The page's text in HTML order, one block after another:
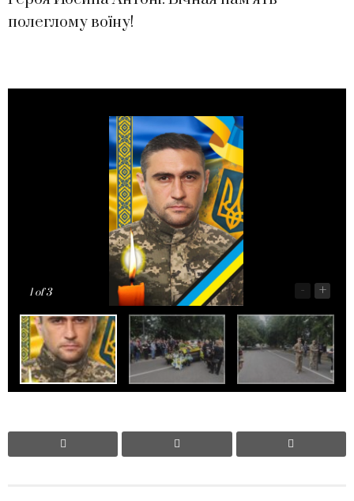
полеглому воїну!
1of 3 - +